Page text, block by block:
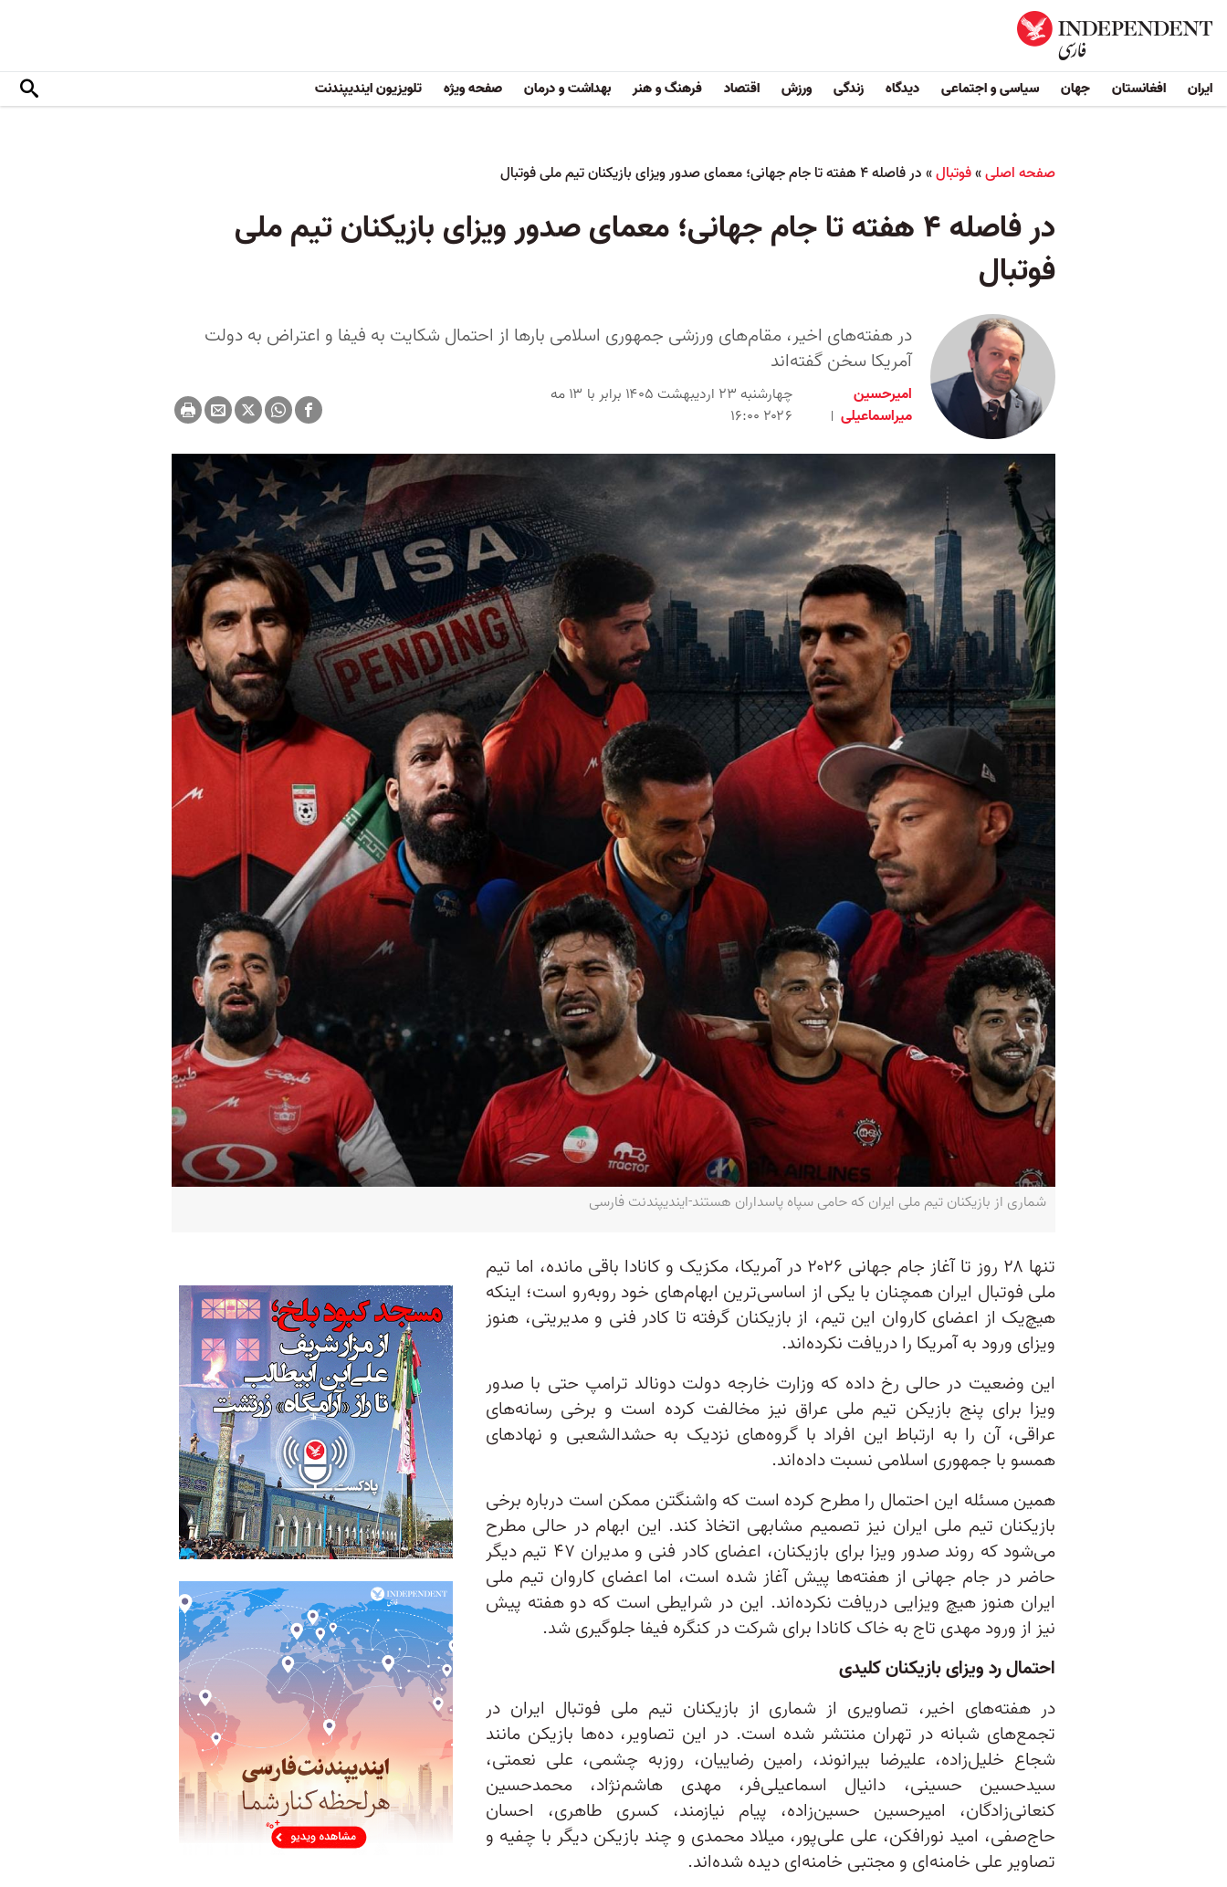
ایران افغانستان جهان سیاسی و اجتماعی دیدگاه زندگی ورزش اقتصاد فرهنگ و هنر بهداشت و درمان صفحه ویژه تلویزیون ایندیپندنت
صفحه اصلی»فوتبال»در فاصله ۴ هفته تا جام جهانی؛ معمای صدور ویزای بازیکنان تیم ملی فوتبال
در فاصله ۴ هفته تا جام جهانی؛ معمای صدور ویزای بازیکنان تیم ملی
فوتبال
در هفته‌های اخیر، مقام‌های ورزشی جمهوری اسلامی بارها از احتمال شکایت به فیفا و اعتراض به دولت
آمریکا سخن گفته‌اند
امیرحسین
میراسماعیلی
چهارشنبه ۲۳ اردیبهشت ۱۴۰۵ برابر با ۱۳ مه
۲۰۲۶ ۱۶:۰۰
شماری از بازیکنان تیم ملی ایران که حامی سپاه پاسداران هستند-ایندیپندنت فارسی
تنها ۲۸ روز تا آغاز جام جهانی ۲۰۲۶ در آمریکا، مکزیک و کانادا باقی مانده، اما تیم
ملی فوتبال ایران همچنان با یکی از اساسی‌ترین ابهام‌های خود روبه‌رو است؛ اینکه
هیچ‌یک از اعضای کاروان این تیم، از بازیکنان گرفته تا کادر فنی و مدیریتی، هنوز
ویزای ورود به آمریکا را دریافت نکرده‌اند.
این وضعیت در حالی رخ داده که وزارت خارجه دولت دونالد ترامپ حتی با صدور
ویزا برای پنج بازیکن تیم ملی عراق نیز مخالفت کرده است و برخی رسانه‌های
عراقی، آن را به ارتباط این افراد با گروه‌های نزدیک به حشدالشعبی و نهادهای
همسو با جمهوری اسلامی نسبت داده‌اند.
همین مسئله این احتمال را مطرح کرده است که واشنگتن ممکن است درباره برخی
بازیکنان تیم ملی ایران نیز تصمیم مشابهی اتخاذ کند. این ابهام در حالی مطرح
می‌شود که روند صدور ویزا برای بازیکنان، اعضای کادر فنی و مدیران ۴۷ تیم دیگر
حاضر در جام جهانی از هفته‌ها پیش آغاز شده است، اما اعضای کاروان تیم ملی
ایران هنوز هیچ ویزایی دریافت نکرده‌اند. این در شرایطی است که دو هفته پیش
نیز از ورود مهدی تاج به خاک کانادا برای شرکت در کنگره فیفا جلوگیری شد.
احتمال رد ویزای بازیکنان کلیدی
در هفته‌های اخیر، تصاویری از شماری از بازیکنان تیم ملی فوتبال ایران در
تجمع‌های شبانه در تهران منتشر شده است. در این تصاویر، ده‌ها بازیکن مانند
شجاع خلیل‌زاده، علیرضا بیرانوند، رامین رضاییان، روزبه چشمی، علی نعمتی،
سیدحسین حسینی، دانیال اسماعیلی‌فر، مهدی هاشم‌نژاد، محمدحسین
کنعانی‌زادگان، امیرحسین حسین‌زاده، پیام نیازمند، کسری طاهری، احسان
حاج‌صفی، امید نورافکن، علی علی‌پور، میلاد محمدی و چند بازیکن دیگر با چفیه و
تصاویر علی خامنه‌ای و مجتبی خامنه‌ای دیده شده‌اند.